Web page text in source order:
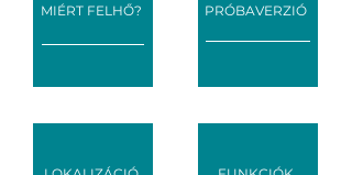
MIÉRT FELHŐ? PRÓBAVERZIÓ